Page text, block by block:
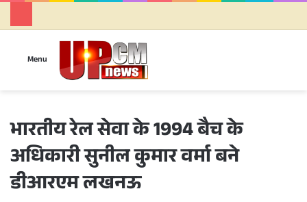
Menu
भारतीय रेल सेवा के 1994 बैच के
अधिकारी सुनील कुमार वर्मा बने
डीआरएम लखनऊ